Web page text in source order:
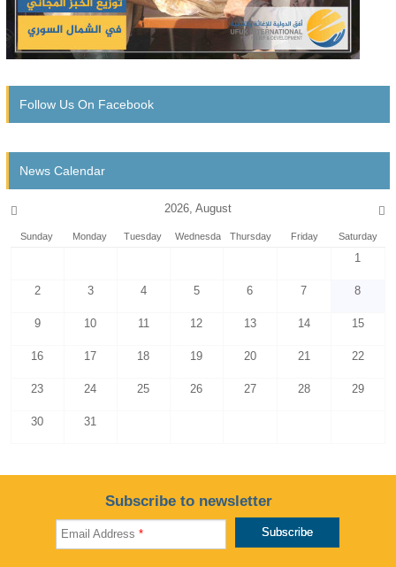
Follow Us On Facebook
News Calendar
2026, August
Sunday Monday Tuesday Wednesday Thursday Friday Saturday
1
2 3 4 5 6 7 8
9 10 11 12 13 14 15
16 17 18 19 20 21 22
23 24 25 26 27 28 29
30 31
Subscribe to newsletter
Email Address*